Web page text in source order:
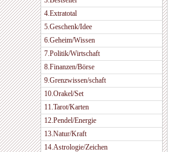
4.Extratotal
5.Geschenk/Idee
6.Geheim/Wissen
7.Politik/Wirtschaft
8.Finanzen/Börse
9.Grenzwissen/schaft
10.Orakel/Set
11.Tarot/Karten
12.Pendel/Energie
13.Natur/Kraft
14.Astrologie/Zeichen